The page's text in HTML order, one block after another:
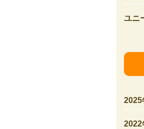
ユニ
2025
2022